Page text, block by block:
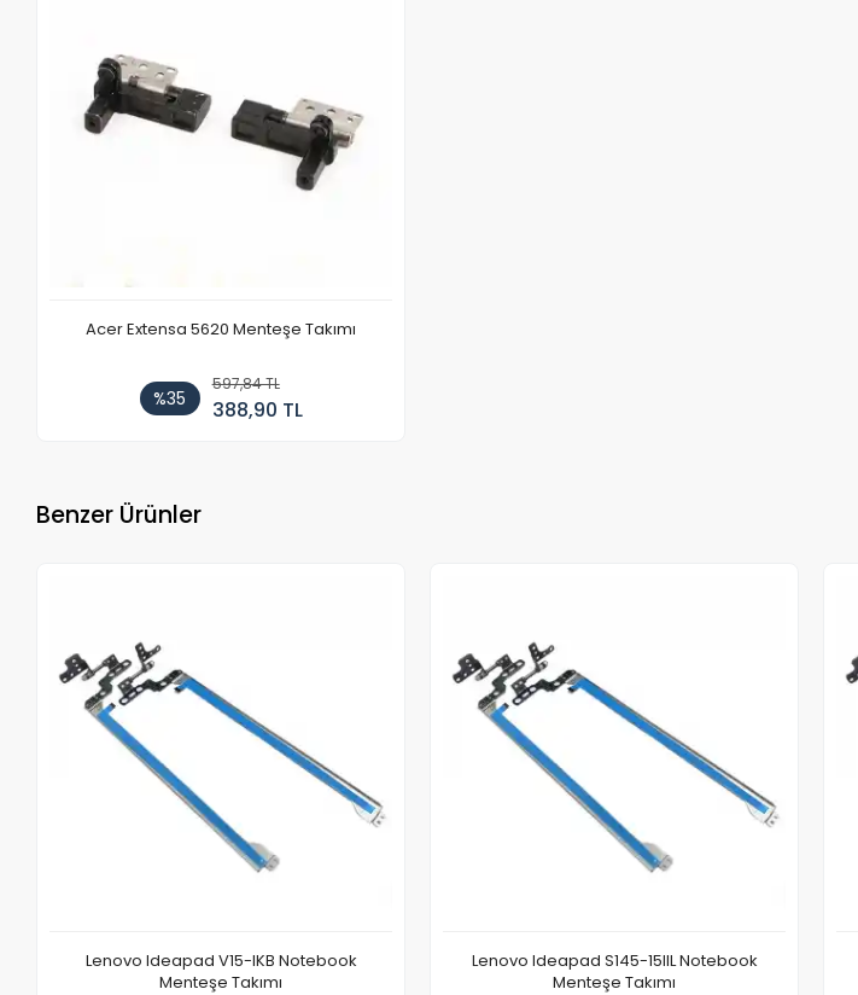
Acer Extensa 5620 Menteşe Takımı
%35
597,84 TL
388,90 TL
Benzer Ürünler
Lenovo Ideapad V15-IKB Notebook
Menteşe Takımı
Lenovo Ideapad S145-15IIL Notebook
Menteşe Takımı